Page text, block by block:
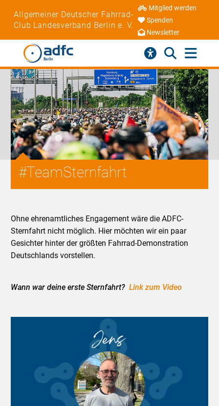
Allgemeiner Deutscher Fahrrad-
Club Landesverband Berlin e. V.
Mitglied werden
Spenden
Newsletter
#TeamSternfahrt
Ohne ehrenamtliches Engagement wäre die ADFC-
Sternfahrt nicht möglich. Hier möchten wir ein paar
Gesichter hinter der größten Fahrrad-Demonstration
Deutschlands vorstellen.
Wann war deine erste Sternfahrt?Link zum Video